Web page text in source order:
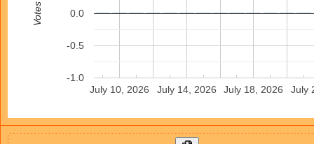
July 10, 2026 July 14, 2026 July 18, 2026 July
-1.0
-0.5
0.0
Votes